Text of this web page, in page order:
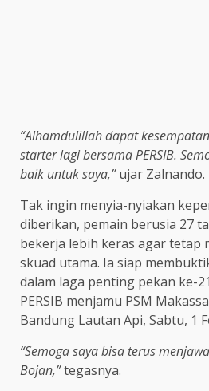
“Alhamdulillah dapat
starter lagi bersama PERSIB.
baik untuk saya,”ujar Zalnando.
Tak ingin menyia-nyiakan
diberikan, pemain berusia 27
bekerja lebih keras agar tetap
skuad utama. Ia siap
dalam laga penting pekan ke-
PERSIB menjamu PSM
Bandung Lautan Api, Sabtu, 1
“Semoga saya bisa terus
Bojan,”tegasnya.